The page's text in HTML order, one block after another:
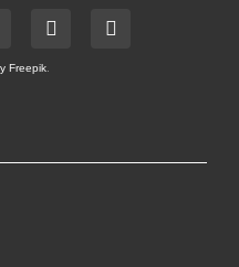
Freepik